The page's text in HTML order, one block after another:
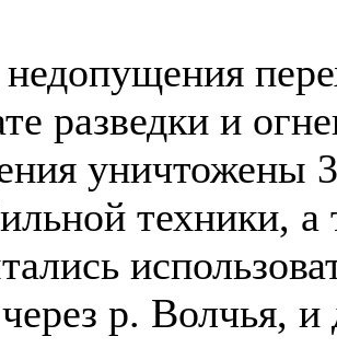
разведки и
уничтожены
техники,
через р. Волчья,